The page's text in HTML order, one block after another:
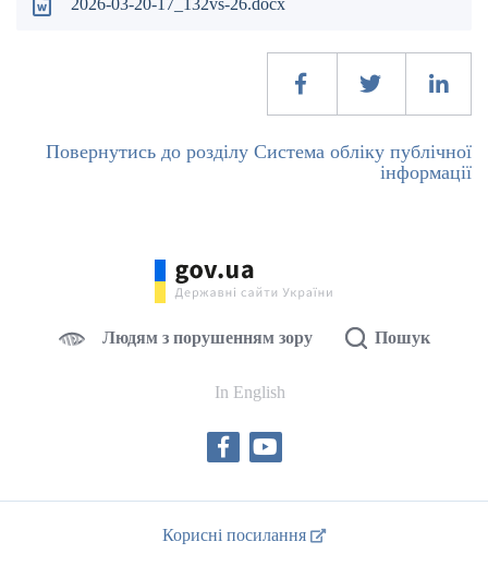
2026-03-20-17_132vs-26.docx
Повернутись до розділу Система обліку публічної
інформації
Людям з порушенням зору Пошук
In English
Корисні посилання